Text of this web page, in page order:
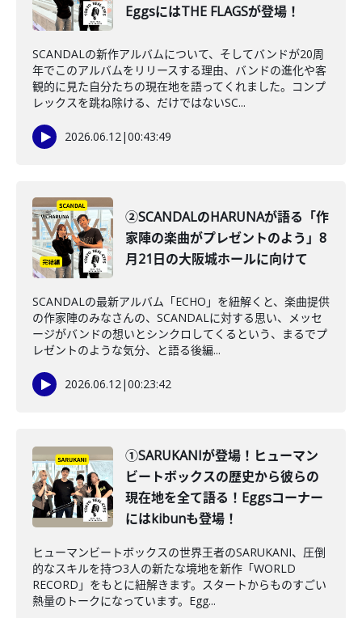
EggsにはTHE FLAGSが登場！
SCANDALの新作アルバムについて、そしてバンドが20周
年でこのアルバムをリリースする理由、バンドの進化や客
観的に見た自分たちの現在地を語ってくれました。コンプ
レックスを跳ね除ける、だけではないSC...
2026.06.12|00:43:49
②SCANDALのHARUNAが語る「作
家陣の楽曲がプレゼントのよう」8
月21日の大阪城ホールに向けて
SCANDALの最新アルバム「ECHO」を紐解くと、楽曲提供
の作家陣のみなさんの、SCANDALに対する思い、メッセ
ージがバンドの想いとシンクロしてくるという、まるでプ
レゼントのような気分、と語る後編...
2026.06.12|00:23:42
①SARUKANIが登場！ヒューマン
ビートボックスの歴史から彼らの
現在地を全て語る！Eggsコーナー
にはkibunも登場！
ヒューマンビートボックスの世界王者のSARUKANI、圧倒
的なスキルを持つ3人の新たな境地を新作「WORLD
RECORD」をもとに紐解きます。スタートからものすごい
熱量のトークになっています。Egg...